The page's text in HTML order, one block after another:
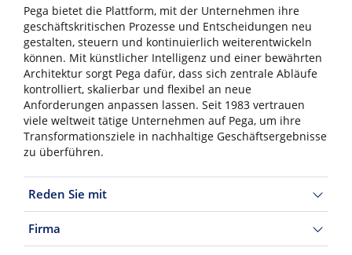
Pega bietet die Plattform, mit der Unternehmen ihre
geschäftskritischen Prozesse und Entscheidungen neu
gestalten, steuern und kontinuierlich weiterentwickeln
können. Mit künstlicher Intelligenz und einer bewährten
Architektur sorgt Pega dafür, dass sich zentrale Abläufe
kontrolliert, skalierbar und flexibel an neue
Anforderungen anpassen lassen. Seit 1983 vertrauen
viele weltweit tätige Unternehmen auf Pega, um ihre
Transformationsziele in nachhaltige Geschäftsergebnisse
zu überführen.
Reden Sie mit
Firma